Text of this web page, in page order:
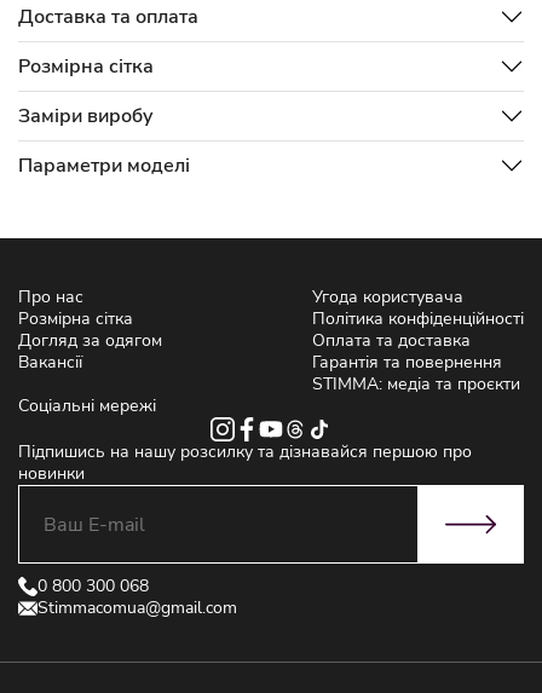
Доставка та оплата
Розмірна сітка
Заміри виробу
Параметри моделі
Про нас
Розмірна сітка
Догляд за одягом
Вакансії
Угода користувача
Політика конфіденційності
Оплата та доставка
Гарантія та повернення
STIMMA: медіа та проєкти
Соціальні мережі
Підпишись на нашу розсилку та дізнавайся першою про
новинки
0 800 300 068
Stimmacomua@gmail.com